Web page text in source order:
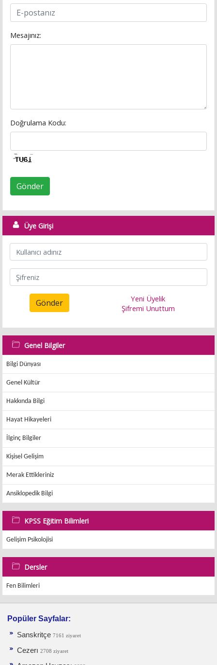
Mesajınız:
Doğrulama Kodu:
Gönder
Üye Girişi
Gönder
Yeni Üyelik
Şifremi Unuttum
Genel Bilgiler
Bilgi Dünyası
Genel Kültür
Hakkında Bilgi
Hayat Hikayeleri
İlginç Bilgiler
Kişisel Gelişim
Merak Ettikleriniz
Ansiklopedik Bilgi
KPSS Eğitim Bilimleri
Gelişim Psikolojisi
Dersler
Fen Bilimleri
Popüler Sayfalar:
Sanskritçe 7161 ziyaret
Cezerı 2708 ziyaret